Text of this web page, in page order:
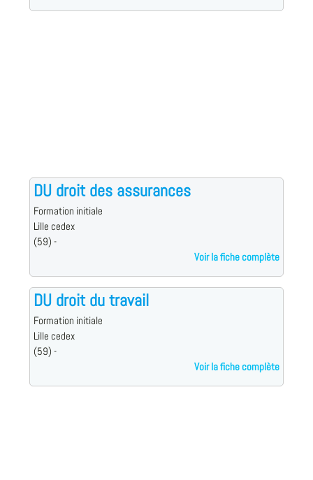
DU droit des assurances
Formation initiale
Lille cedex
(59) -
Voir la fiche complète
DU droit du travail
Formation initiale
Lille cedex
(59) -
Voir la fiche complète